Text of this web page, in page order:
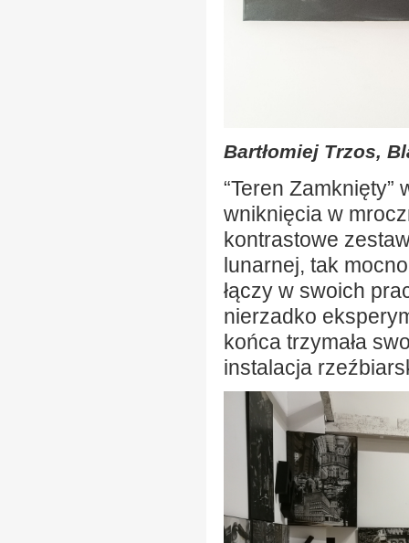
Bartłomiej Trzos,
“Teren Zamknięty”
wniknięcia w
kontrastowe
lunarnej, tak
łączy w swoich
nierzadko
końca trzymała
instalacja